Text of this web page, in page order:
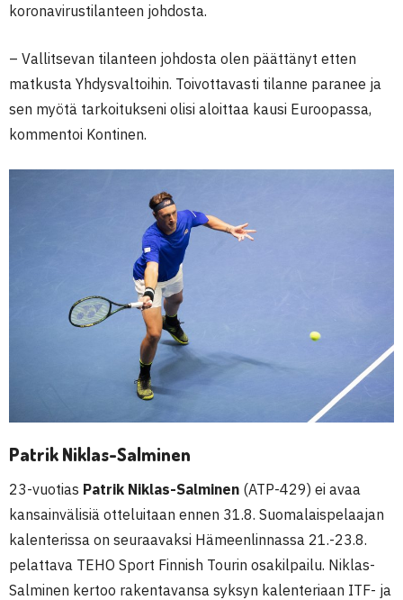
koronavirustilanteen johdosta.
– Vallitsevan tilanteen johdosta olen päättänyt etten
matkusta Yhdysvaltoihin. Toivottavasti tilanne paranee ja
sen myötä tarkoitukseni olisi aloittaa kausi Euroopassa,
kommentoi Kontinen.
Patrik Niklas-Salminen
23-vuotias Patrik Niklas-Salminen (ATP-429) ei avaa
kansainvälisiä otteluitaan ennen 31.8. Suomalaispelaajan
kalenterissa on seuraavaksi Hämeenlinnassa 21.-23.8.
pelattava TEHO Sport Finnish Tourin osakilpailu. Niklas-
Salminen kertoo rakentavansa syksyn kalenteriaan ITF- ja